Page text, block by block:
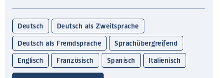
Deutsch Deutsch als Zweitsprache
Deutsch als Fremdsprache Sprachübergreifend
Englisch Französisch Spanisch Italienisch